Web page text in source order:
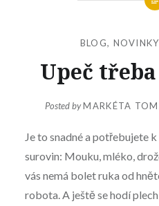
BLOG,
Upeč
Posted byMARKÉTA
Je to snadné a potřebujete
surovin: Mouku, mléko,
vás nemá bolet ruka od
robota. A ještě se hodí